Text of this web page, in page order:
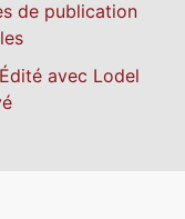
de publication
Édité avec Lodel